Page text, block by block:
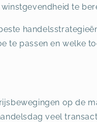
te
te passen en welke
op de
veel